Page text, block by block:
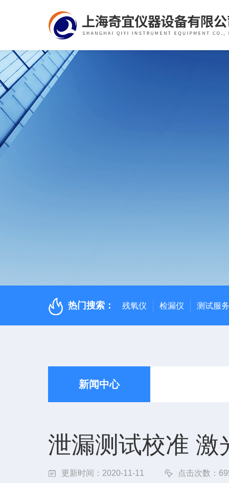
热门搜索： 残氧仪 检漏仪 测试服务
新闻中心
泄漏测试校准 激
更新时间：2020-11-11 点击次数：